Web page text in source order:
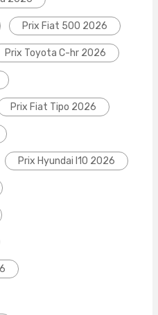
Prix Fiat 500 2026
Prix Toyota C-hr 2026
Prix Fiat Tipo 2026
Prix Hyundai I10 2026